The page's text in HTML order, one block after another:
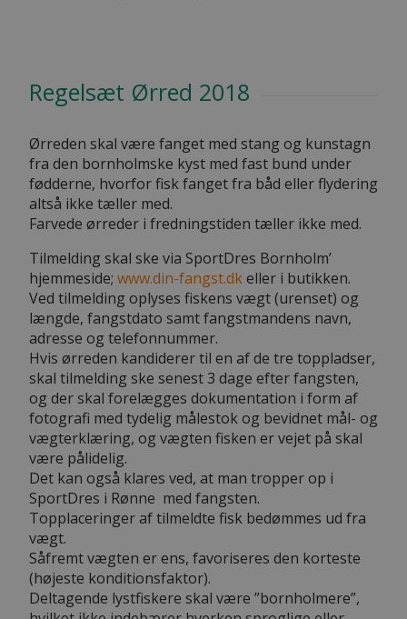
Regelsæt Ørred 2018
Ørreden skal være fanget med stang og kunstagn
fra den bornholmske kyst med fast bund under
fødderne, hvorfor fisk fanget fra båd eller flydering
altså ikke tæller med.
Farvede ørreder i fredningstiden tæller ikke med.
Tilmelding skal ske via SportDres Bornholm’
hjemmeside; www.din-fangst.dkeller i butikken.
Ved tilmelding oplyses fiskens vægt (urenset) og
længde, fangstdato samt fangstmandens navn,
adresse og telefonnummer.
Hvis ørreden kandiderer til en af de tre toppladser,
skal tilmelding ske senest 3 dage efter fangsten,
og der skal forelægges dokumentation i form af
fotografi med tydelig målestok og bevidnet mål- og
vægterklæring, og vægten fisken er vejet på skal
være pålidelig.
Det kan også klares ved, at man tropper op i
SportDres i Rønne med fangsten.
Topplaceringer af tilmeldte fisk bedømmes ud fra
vægt.
Såfremt vægten er ens, favoriseres den korteste
(højeste konditionsfaktor).
Deltagende lystfiskere skal være ”bornholmere”,